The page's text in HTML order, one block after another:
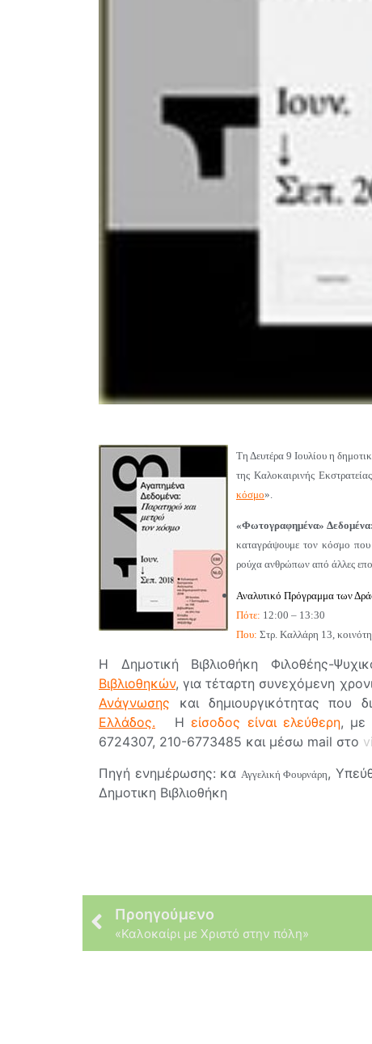
Τη Δευτέρα 9 Ιουλίου η
της Καλοκαιρινής
κόσμο».
«Φωτογραφημένα»
καταγράψουμε τον κόσμο που
ρούχα ανθρώπων από άλλες
Αναλυτικό Πρόγραμμα των
Πότε: 12:00 – 13:30
Που: Στρ. Καλλάρη 13,
Η Δημοτική Βιβλιοθήκη Φιλοθέης-
Βιβλιοθηκών, για τέταρτη συνεχόμενη
Ανάγνωσης και δημιουργικότητας που
Ελλάδος.
Η είσοδος είναι ελεύθερη, με
6724307, 210-6773485 και μέσω mail στο
Πηγή ενημέρωσης: κα Αγγελική Φουρνάρη,
Δημοτικη Βιβλιοθήκη
Προηγούμενο
«Καλοκαίρι με Χριστό στην πόλη»